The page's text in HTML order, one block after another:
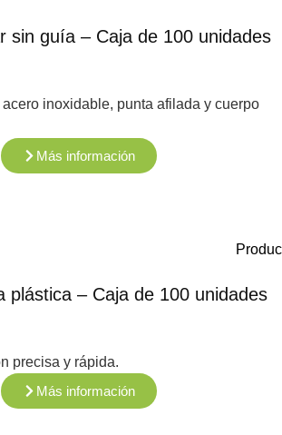
sin guía – Caja de 100 unidades
inoxidable, punta afilada y cuerpo
Más información
plástica – Caja de 100 unidades
precisa y rápida.
Más información